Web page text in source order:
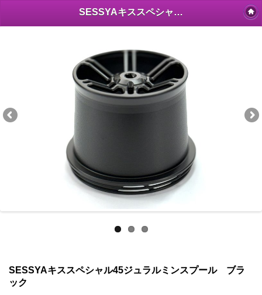
SESSYAキススペシャル45ジュラルミンスプール ブラック
SESSYAキススペシャル45ジュラルミンスプール ブラ
ック